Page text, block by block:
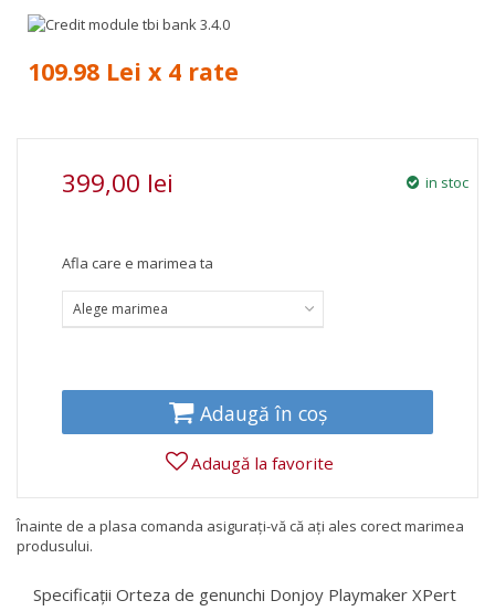
109.98 Lei x 4 rate
399,00 lei in stoc
Afla care e marimea ta
Alege marimea
Adaugă în coș
Adaugă la favorite
Înainte de a plasa comanda asigurați-vă că ați ales corect marimea
produsului.
Specificații Orteza de genunchi Donjoy Playmaker XPert